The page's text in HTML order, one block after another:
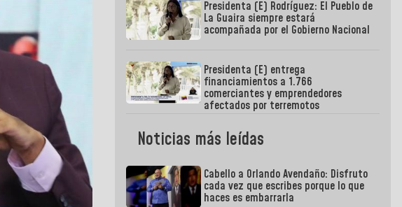
Presidenta (E) Rodríguez: El Pueblo de
La Guaira siempre estará
acompañada por el Gobierno Nacional
Presidenta (E) entrega
financiamientos a 1.766
comerciantes y emprendedores
afectados por terremotos
Noticias más leídas
Cabello a Orlando Avendaño: Disfruto
cada vez que escribes porque lo que
haces es embarrarla